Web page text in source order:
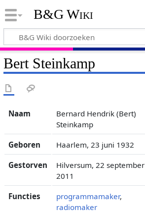
B&G Wiki
Bert Steinkamp
Naam
Bernard Hendrik (Bert)
Steinkamp
Geboren Haarlem, 23 juni 1932
Gestorven
Hilversum, 22 september
2011
Functies programmamaker,
radiomaker